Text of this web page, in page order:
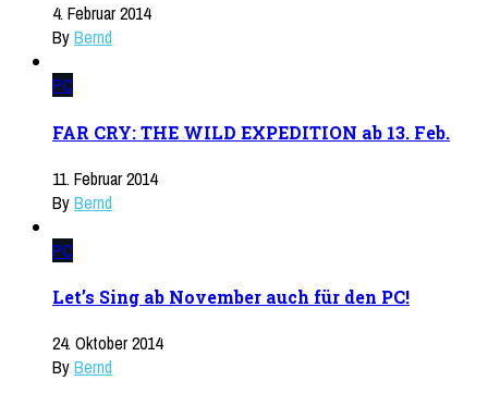
4. Februar 2014
ByBernd
PC
FAR CRY: THE WILD EXPEDITION ab 13. Feb.
11. Februar 2014
ByBernd
PC
Let’s Sing ab November auch für den PC!
24. Oktober 2014
ByBernd